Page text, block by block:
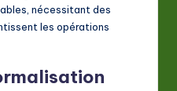
nécessitant des
les opérations